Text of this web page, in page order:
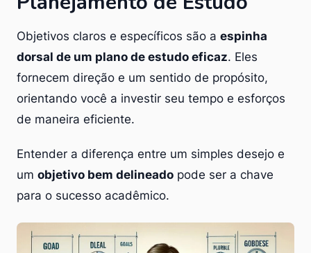
Objetivos claros e específicos são a espinha
dorsal de um plano de estudo eficaz. Eles
fornecem direção e um sentido de propósito,
orientando você a investir seu tempo e esforços
de maneira eficiente.
Entender a diferença entre um simples desejo e
um objetivo bem delineado pode ser a chave
para o sucesso acadêmico.